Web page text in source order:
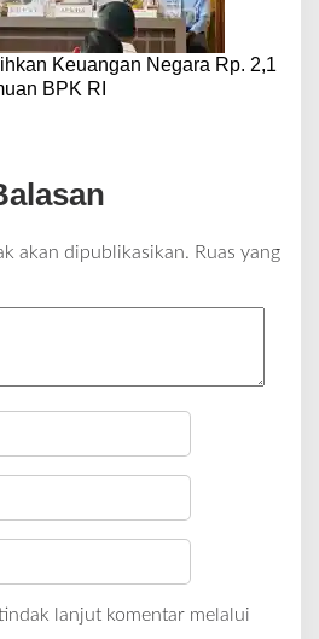
Keuangan Negara Rp. 2,1
BPK RI
akan dipublikasikan. Ruas yang
lanjut komentar melalui